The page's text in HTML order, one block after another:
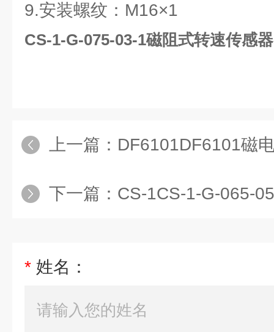
9.安装螺纹：M16×1
CS-1-G-075-03-1磁阻式转速传感器
上一篇： DF6101DF6101磁
下一篇： CS-1CS-1-G-065-
* 姓名：